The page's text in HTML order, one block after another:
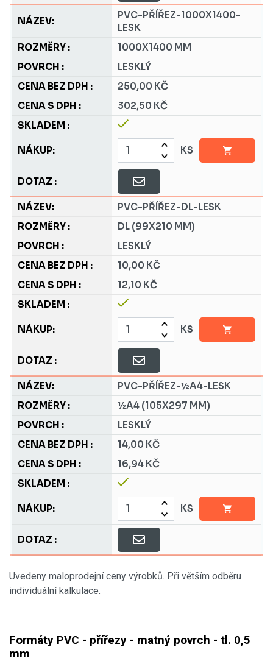
PVC-PŘÍŘEZ-1000X1400-
LESK
1000X1400 MM
LESKLÝ
250,00 KČ
302,50 KČ
KS
PVC-PŘÍŘEZ-DL-LESK
DL (99X210 MM)
LESKLÝ
10,00 KČ
12,10 KČ
KS
PVC-PŘÍŘEZ-½A4-LESK
½A4 (105X297 MM)
LESKLÝ
14,00 KČ
16,94 KČ
KS
Uvedeny maloprodejní ceny výrobků. Při větším odběru
individuální kalkulace.
Formáty PVC - přířezy - matný povrch - tl. 0,5
mm